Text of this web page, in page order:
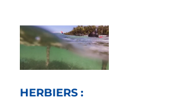
HERBIERS :